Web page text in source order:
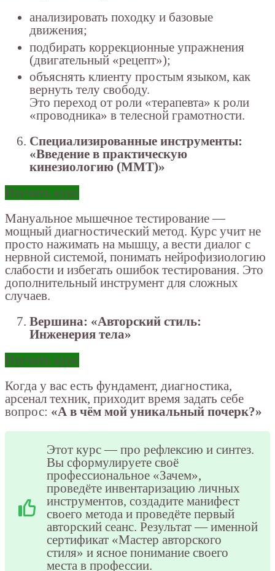
анализировать походку и базовые
движения;
подбирать коррекционные упражнения
(двигательный «рецепт»);
объяснять клиенту простым языком, как
вернуть телу свободу.
Это переход от роли «терапевта» к роли
«проводника» в телесной грамотности.
Специализированные инструменты:
«Введение в практическую
кинезиологию (ММТ)»
Изучить курс
Мануальное мышечное тестирование —
мощный диагностический метод. Курс учит не
просто нажимать на мышцу, а вести диалог с
нервной системой, понимать нейрофизиологию
слабости и избегать ошибок тестирования. Это
дополнительный инструмент для сложных
случаев.
Вершина: «Авторский стиль:
Инженерия тела»
Изучить курс
Когда у вас есть фундамент, диагностика,
арсенал техник, приходит время задать себе
вопрос: «А в чём мой уникальный почерк?»
Этот курс — про рефлексию и синтез.
Вы сформулируете своё
профессиональное «Зачем»,
проведёте инвентаризацию личных
инструментов, создадите манифест
своего метода и проведёте первый
авторский сеанс. Результат — именной
сертификат «Мастер авторского
стиля» и ясное понимание своего
места в профессии.